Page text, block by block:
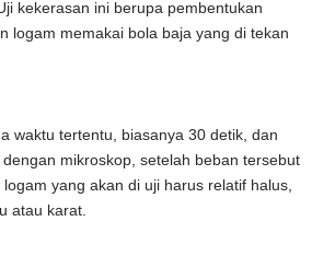
kekerasan ini berupa pembentukan
logam memakai bola baja yang di tekan
waktu tertentu, biasanya 30 detik, dan
mikroskop, setelah beban tersebut
yang akan di uji harus relatif halus,
atau karat.